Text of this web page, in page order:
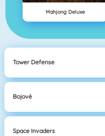
Mahjong Deluxe
Tower Defense
Bojové
Space Invaders